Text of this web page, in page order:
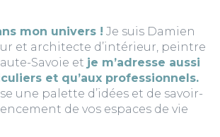
mon univers ! Je suis Damien
et architecte d’intérieur, peintre
Savoie et je m’adresse aussi
et qu’aux professionnels.
une palette d’idées et de savoir-
de vos espaces de vie